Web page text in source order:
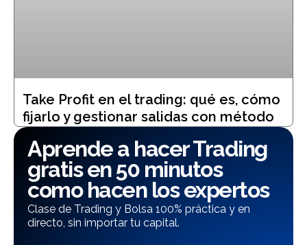
Take Profit en el trading: qué es, cómo
fijarlo y gestionar salidas con método
Aprende a hacer Trading
gratis en 50 minutos
como hacen los expertos
Clase de Trading y Bolsa 100% práctica y en
directo, sin importar tu capital.